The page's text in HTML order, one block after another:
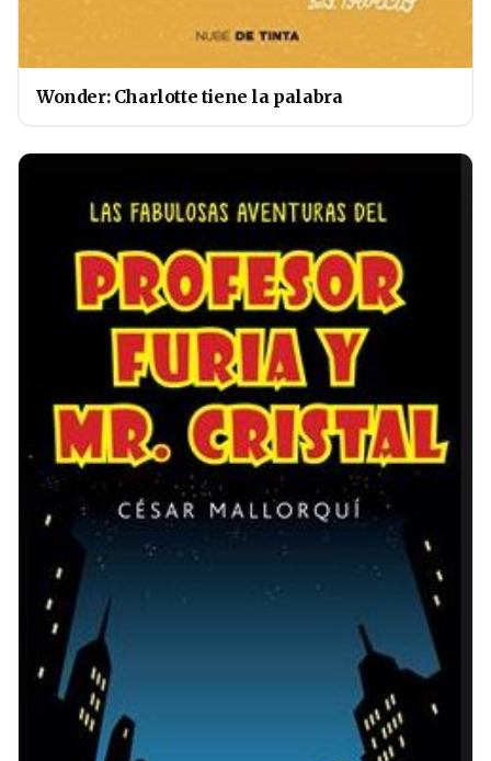
Wonder: Charlotte tiene la palabra